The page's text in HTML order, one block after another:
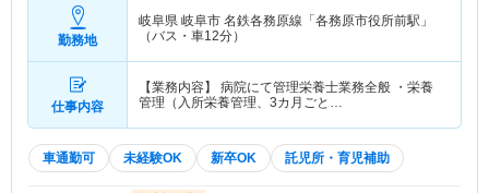
勤務地
岐阜県 岐阜市 名鉄各務原線「各務原市役所前駅」
（バス・車12分）
仕事内容
【業務内容】 病院にて管理栄養士業務全般 ・栄養
管理（入所栄養管理、3カ月ごと…
車通勤可 未経験OK 新卒OK 託児所・育児補助